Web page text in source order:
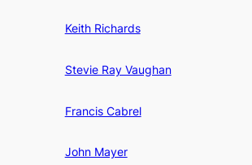
Keith Richards
Stevie Ray Vaughan
Francis Cabrel
John Mayer